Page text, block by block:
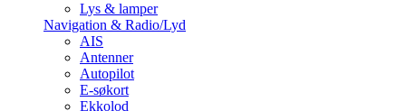
Lys & lamper
Navigation & Radio/Lyd
AIS
Antenner
Autopilot
E-søkort
Ekkolod